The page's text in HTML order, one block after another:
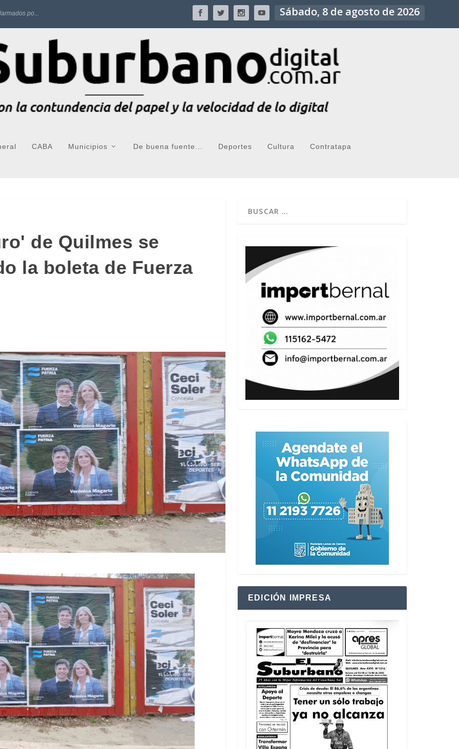
po... Sábado, 8 de agosto de 2026
CABA Municipios De buena fuente... Deportes Cultura Contratapa
de Quilmes se
la boleta de Fuerza
EDICIÓN IMPRESA